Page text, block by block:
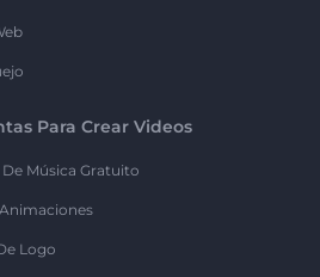
Para Crear Videos
Música Gratuito
Logo